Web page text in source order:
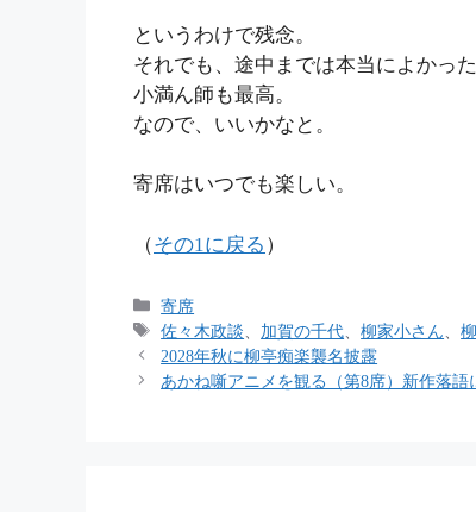
というわけで残念。
それでも、途中までは本当によかった
小満ん師も最高。
なので、いいかなと。
寄席はいつでも楽しい。
（その1に戻る ）
カ
テ
ゴ
リ
寄席
タ
グ
佐々木政談 加賀の千代 、柳家小さん 、
2028年秋に柳亭痴楽襲名披露
あかね噺アニメを観る（第8席）新作落